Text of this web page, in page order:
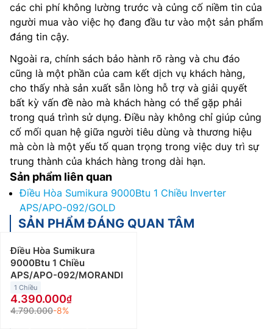
các chi phí không lường trước và củng cố niềm tin của
người mua vào việc họ đang đầu tư vào một sản phẩm
đáng tin cậy.
Ngoài ra, chính sách bảo hành rõ ràng và chu đáo
cũng là một phần của cam kết dịch vụ khách hàng,
cho thấy nhà sản xuất sẵn lòng hỗ trợ và giải quyết
bất kỳ vấn đề nào mà khách hàng có thể gặp phải
trong quá trình sử dụng. Điều này không chỉ giúp củng
cố mối quan hệ giữa người tiêu dùng và thương hiệu
mà còn là một yếu tố quan trọng trong việc duy trì sự
trung thành của khách hàng trong dài hạn.
Sản phẩm liên quan
Điều Hòa Sumikura 9000Btu 1 Chiều Inverter
APS/APO-092/GOLD
SẢN PHẨM ĐÁNG QUAN TÂM
Điều Hòa Sumikura
9000Btu 1 Chiều
APS/APO-092/MORANDI
1 Chiều
4.390.000
4.790.000-8%